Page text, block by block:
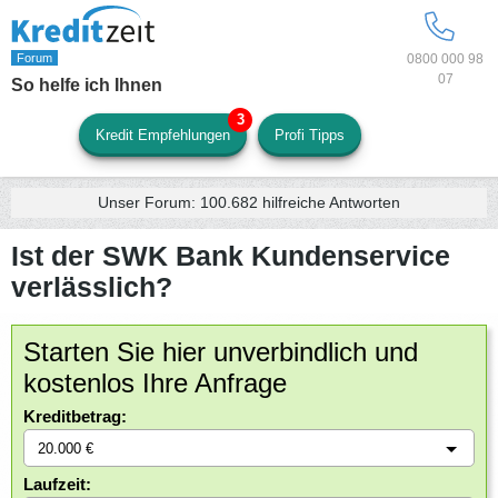
0800 000 98
07
So helfe ich Ihnen
Kredit Empfehlungen Profi Tipps
Unser Forum: 100.682 hilfreiche Antworten
Ist der SWK Bank Kundenservice
verlässlich?
Starten Sie hier unverbindlich und
kostenlos Ihre Anfrage
Kreditbetrag:
Laufzeit: